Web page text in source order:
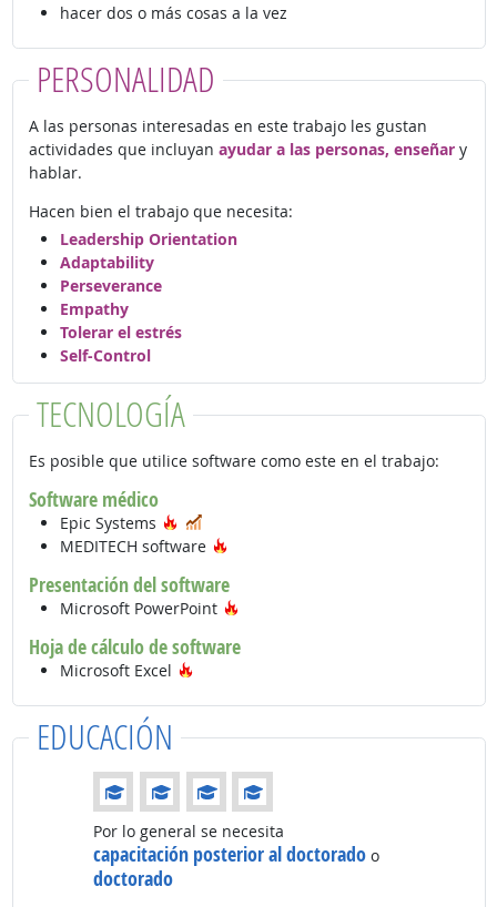
hacer dos o más cosas a la vez
PERSONALIDAD
A las personas interesadas en este trabajo les gustan
actividades que incluyan ayudar a las personas, enseñary
hablar.
Hacen bien el trabajo que necesita:
Leadership Orientation
Adaptability
Perseverance
Empathy
Tolerar el estrés
Self-Control
TECNOLOGÍA
Es posible que utilice software como este en el trabajo:
Software médico
Epic Systems Tecnología de moda
MEDITECH software
Presentación del software
Microsoft PowerPoint
Hoja de cálculo de software
Microsoft Excel
EDUCACIÓN
Educación: (Calificación 4 de 4)
Por lo general se necesita
capacitación posterior al doctorado o
doctorado